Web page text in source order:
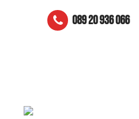
089 20 936 066